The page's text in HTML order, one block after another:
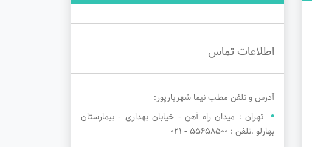
اطلاعات تماس
آدرس و تلفن مطب نیما شهریارپور:
تهران : میدان راه آهن - خیابان بهداری - بیمارستان
بهارلو .تلفن : 55658500 - ۰۲۱